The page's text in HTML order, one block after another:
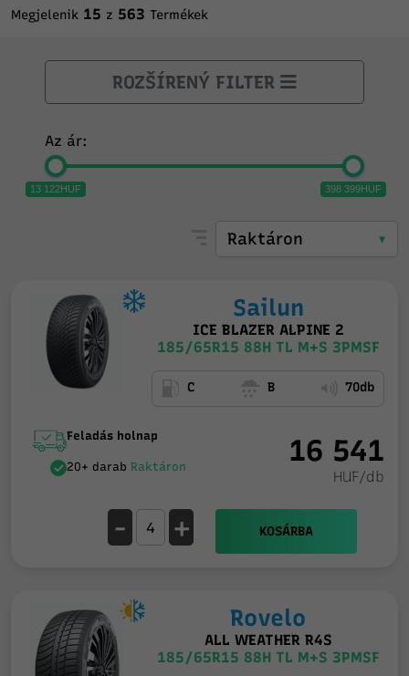
Megjelenik 15 z 563 Termékek
ROZŠÍRENÝ FILTER
Az ár:
13 122HUF 398 399HUF
Sailun
ICE BLAZER ALPINE 2
185/65R15 88H TL M+S 3PMSF
C B 70db
Feladás holnap
20+ darabRaktáron 16 541
HUF/db
- + KOSÁRBA
Rovelo
ALL WEATHER R4S
185/65R15 88H TL M+S 3PMSF